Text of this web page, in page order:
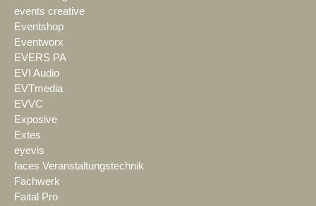
events creative
Eventshop
Eventworx
EVERS PA
EVI Audio
EVTmedia
EVVC
Exposive
Extes
eyevis
faces Veranstaltungstechnik
Fachwerk
Faital Pro